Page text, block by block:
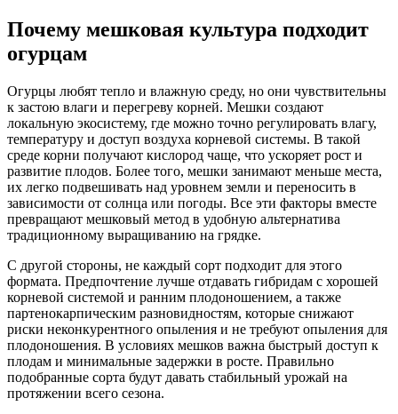
Почему мешковая культура подходит
огурцам
Огурцы любят тепло и влажную среду, но они чувствительны
к застою влаги и перегреву корней. Мешки создают
локальную экосистему, где можно точно регулировать влагу,
температуру и доступ воздуха корневой системы. В такой
среде корни получают кислород чаще, что ускоряет рост и
развитие плодов. Более того, мешки занимают меньше места,
их легко подвешивать над уровнем земли и переносить в
зависимости от солнца или погоды. Все эти факторы вместе
превращают мешковый метод в удобную альтернатива
традиционному выращиванию на грядке.
С другой стороны, не каждый сорт подходит для этого
формата. Предпочтение лучше отдавать гибридам с хорошей
корневой системой и ранним плодоношением, а также
партенокарпическим разновидностям, которые снижают
риски неконкурентного опыления и не требуют опыления для
плодоношения. В условиях мешков важна быстрый доступ к
плодам и минимальные задержки в росте. Правильно
подобранные сорта будут давать стабильный урожай на
протяжении всего сезона.